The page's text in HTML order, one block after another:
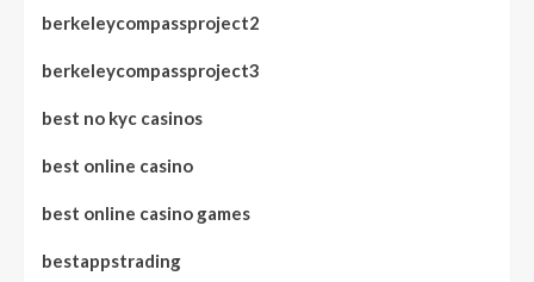
berkeleycompassproject2
berkeleycompassproject3
best no kyc casinos
best online casino
best online casino games
bestappstrading